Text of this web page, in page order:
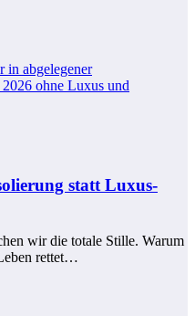
statt Luxus-
wir die totale Stille. Warum
rettet…